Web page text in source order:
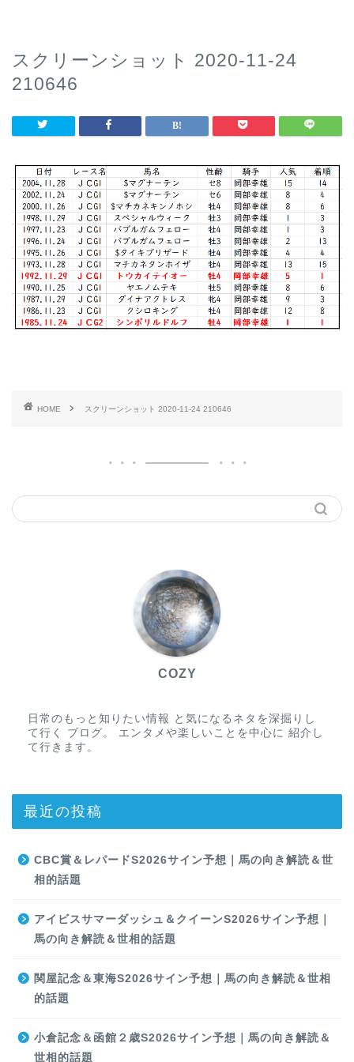
スクリーンショット 2020-11-24
210646
HOME スクリーンショット 2020-11-24 210646
COZY
日常のもっと知りたい情報 と気になるネタを深掘りし
て行く ブログ。 エンタメや楽しいことを中心に 紹介し
て行きます。
最近の投稿
CBC賞＆レパードS2026サイン予想｜馬の向き解読＆世
相的話題
アイビスサマーダッシュ＆クイーンS2026サイン予想｜
馬の向き解読＆世相的話題
関屋記念＆東海S2026サイン予想｜馬の向き解読＆世相
的話題
小倉記念＆函館２歳S2026サイン予想｜馬の向き解読＆
世相的話題